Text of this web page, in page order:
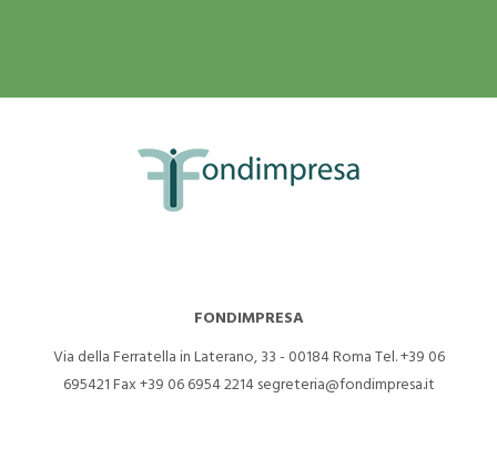
FONDIMPRESA
Via della Ferratella in Laterano, 33 - 00184 RomaTel. +39 06
695421Fax +39 06 6954 2214segreteria@fondimpresa.it